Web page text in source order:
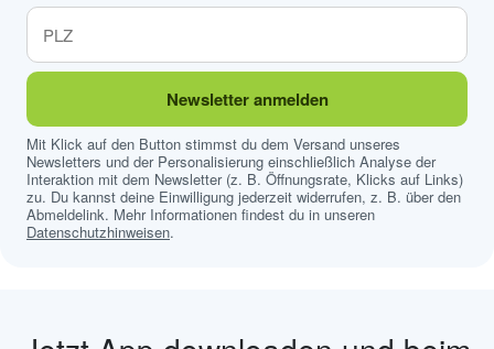
Newsletter anmelden
Mit Klick auf den Button stimmst du dem Versand unseres
Newsletters und der Personalisierung einschließlich Analyse der
Interaktion mit dem Newsletter (z. B. Öffnungsrate, Klicks auf Links)
zu. Du kannst deine Einwilligung jederzeit widerrufen, z. B. über den
Abmeldelink. Mehr Informationen findest du in unseren
Datenschutzhinweisen.